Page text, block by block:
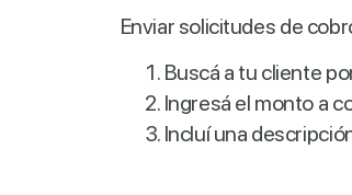
Enviar solicitudes de
Buscá a tu cliente
Ingresá el monto a
Incluí una